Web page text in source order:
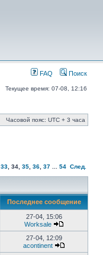
FAQ Поиск
Текущее время: 07-08, 12:16
Часовой пояс: UTC + 3 часа
33 34 35 36 37 54 След.
Последнее сообщение
27-04, 15:06
Worksale
27-04, 12:09
acontinent